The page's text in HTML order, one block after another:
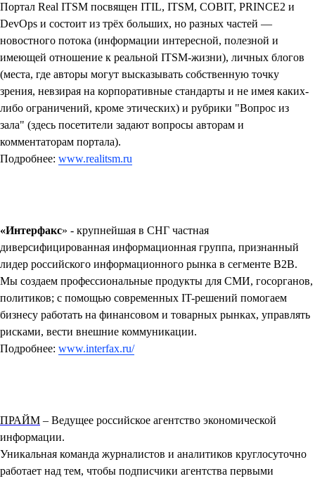
Портал Real ITSM посвящен ITIL, ITSM, COBIT, PRINCE2 и
DevOps и состоит из трёх больших, но разных частей —
новостного потока (информации интересной, полезной и
имеющей отношение к реальной ITSM-жизни), личных блогов
(места, где авторы могут высказывать собственную точку
зрения, невзирая на корпоративные стандарты и не имея каких-
либо ограничений, кроме этических) и рубрики "Вопрос из
зала" (здесь посетители задают вопросы авторам и
комментаторам портала).
Подробнее: www.realitsm.ru
«Интерфакс» - крупнейшая в СНГ частная
диверсифицированная информационная группа, признанный
лидер российского информационного рынка в сегменте B2B.
Мы создаем профессиональные продукты для СМИ, госорганов,
политиков; с помощью современных IT-решений помогаем
бизнесу работать на финансовом и товарных рынках, управлять
рисками, вести внешние коммуникации.
Подробнее: www.interfax.ru/
ПРАЙМ – Ведущее российское агентство экономической
информации.
Уникальная команда журналистов и аналитиков круглосуточно
работает над тем, чтобы подписчики агентства первыми